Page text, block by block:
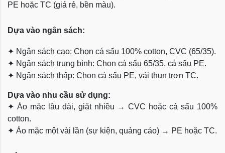
PE hoặc TC (giá rẻ, bền màu).
Dựa vào ngân sách:
✦ Ngân sách cao: Chọn cá sấu 100% cotton, CVC (65/35).
✦ Ngân sách trung bình: Chọn cá sấu 65/35, cá sấu PE.
✦ Ngân sách thấp: Chọn cá sấu PE, vải thun trơn TC.
Dựa vào nhu cầu sử dụng:
✦ Áo mặc lâu dài, giặt nhiều → CVC hoặc cá sấu 100%
cotton.
✦ Áo mặc một vài lần (sự kiện, quảng cáo) → PE hoặc TC.